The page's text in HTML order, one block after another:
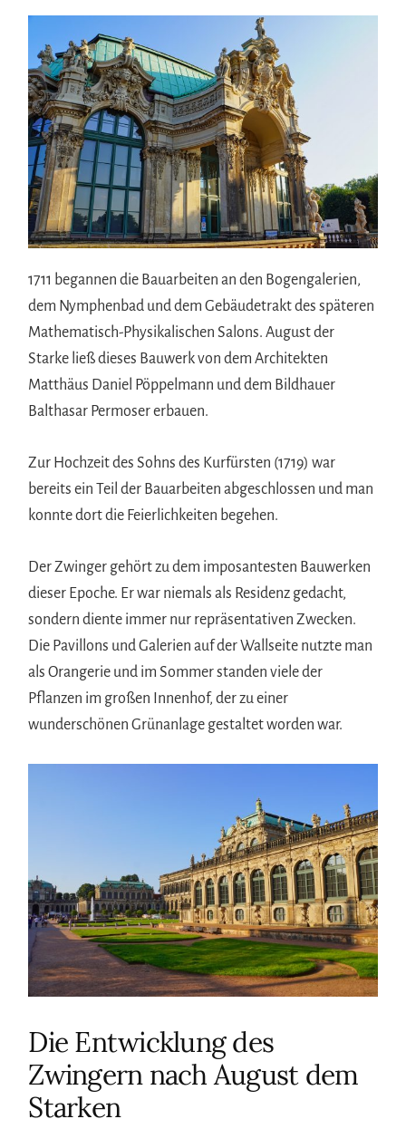
1711 begannen die Bauarbeiten an den Bogengalerien,
dem Nymphenbad und dem Gebäudetrakt des späteren
Mathematisch-Physikalischen Salons. August der
Starke ließ dieses Bauwerk von dem Architekten
Matthäus Daniel Pöppelmann und dem Bildhauer
Balthasar Permoser erbauen.
Zur Hochzeit des Sohns des Kurfürsten (1719) war
bereits ein Teil der Bauarbeiten abgeschlossen und man
konnte dort die Feierlichkeiten begehen.
Der Zwinger gehört zu dem imposantesten Bauwerken
dieser Epoche. Er war niemals als Residenz gedacht,
sondern diente immer nur repräsentativen Zwecken.
Die Pavillons und Galerien auf der Wallseite nutzte man
als Orangerie und im Sommer standen viele der
Pflanzen im großen Innenhof, der zu einer
wunderschönen Grünanlage gestaltet worden war.
Die Entwicklung des
Zwingern nach August dem
Starken